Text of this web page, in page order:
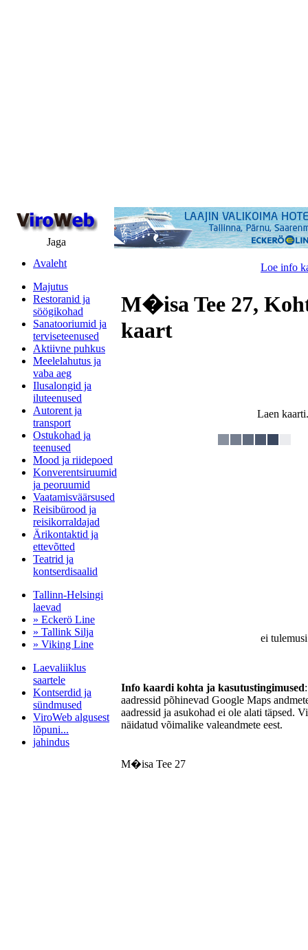
Jaga
Avaleht
Majutus
Restoranid ja
söögikohad
Sanatooriumid ja
terviseteenused
Aktiivne puhkus
Meelelahutus ja
vaba aeg
Ilusalongid ja
iluteenused
Autorent ja
transport
Ostukohad ja
teenused
Mood ja riidepoed
Konverentsiruumid
ja peoruumid
Vaatamisväärsused
Reisibürood ja
reisikorraldajad
Ärikontaktid ja
ettevõtted
Teatrid ja
kontserdisaalid
Tallinn-Helsingi
laevad
» Eckerö Line
» Tallink Silja
» Viking Line
Laevaliiklus
saartele
Kontserdid ja
sündmused
ViroWeb algusest
lõpuni...
jahindus
Loe info
M�isa Tee 27,
kaart
Laen
ei
Info kaardi kohta ja kasutustingimused
aadressid põhinevad Google Maps
aadressid ja asukohad ei ole alati täpsed.
näidatud võimalike valeandmete eest.
M�isa Tee 27